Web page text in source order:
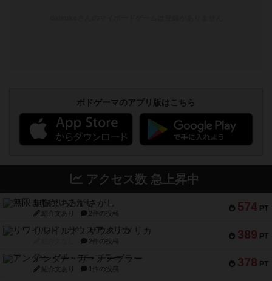
ボドゲーマのアプリ版はこちら
アクセス数 急上昇中
574 PT
無限まちがいさがし
紹介文あり 2件の投稿
389 PT
リワイルド：サウスアメリカ
2件の投稿
378 PT
アンダー・ザ・テーブラー
紹介文あり 1件の投稿